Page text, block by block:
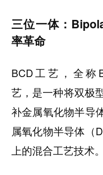
三位一体：
率革命
BCD工艺，全称
艺，是一种将双极
补金属氧化物半导
属氧化物半导体（
上的混合工艺技术。